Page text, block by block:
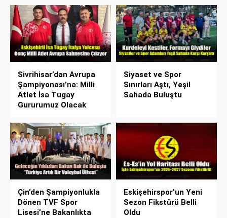
Sivrihisar’dan Avrupa
Şampiyonası’na: Milli
Atlet İsa Tugay
Gururumuz Olacak
Siyaset ve Spor
Sınırları Aştı, Yeşil
Sahada Buluştu
Çin’den Şampiyonlukla
Dönen TVF Spor
Lisesi’ne Bakanlıkta
Eskişehirspor’un Yeni
Sezon Fikstürü Belli
Oldu